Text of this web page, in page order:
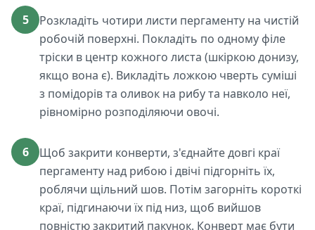
5
Розкладіть чотири листи пергаменту на чистій
робочій поверхні. Покладіть по одному філе
тріски в центр кожного листа (шкіркою донизу,
якщо вона є). Викладіть ложкою чверть суміші
з помідорів та оливок на рибу та навколо неї,
рівномірно розподіляючи овочі.
6
Щоб закрити конверти, з'єднайте довгі краї
пергаменту над рибою і двічі підгорніть їх,
роблячи щільний шов. Потім загорніть короткі
краї, підгинаючи їх під низ, щоб вийшов
повністю закритий пакунок. Конверт має бути